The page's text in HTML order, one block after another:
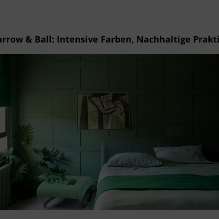
& Ball: Intensive Farben, Nachhaltige